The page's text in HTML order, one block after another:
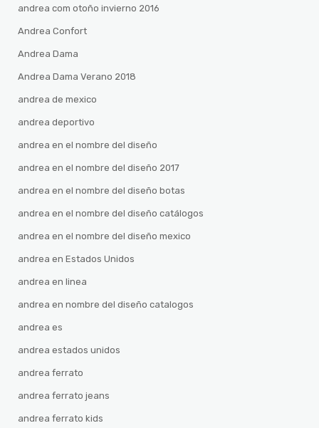
andrea com otoño invierno 2016
Andrea Confort
Andrea Dama
Andrea Dama Verano 2018
andrea de mexico
andrea deportivo
andrea en el nombre del diseño
andrea en el nombre del diseño 2017
andrea en el nombre del diseño botas
andrea en el nombre del diseño catálogos
andrea en el nombre del diseño mexico
andrea en Estados Unidos
andrea en linea
andrea en nombre del diseño catalogos
andrea es
andrea estados unidos
andrea ferrato
andrea ferrato jeans
andrea ferrato kids